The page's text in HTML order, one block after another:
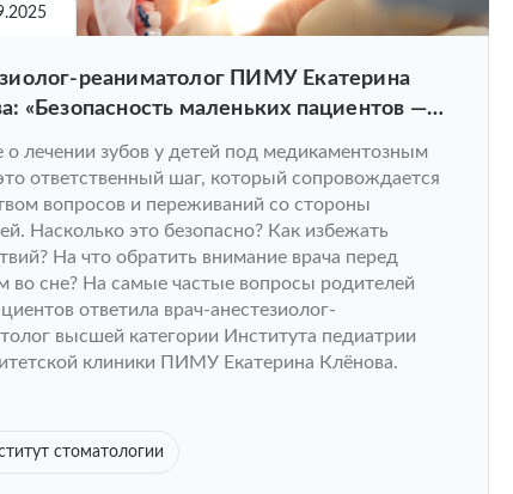
реаниматолог ПИМУ Екатерина
«Безопасность маленьких пациентов —
приоритет»
о лечении зубов у детей под медикаментозным
ответственный шаг, который сопровождается
вопросов и переживаний со стороны
Насколько это безопасно? Как избежать
На что обратить внимание врача перед
во сне? На самые частые вопросы родителей
ответила врач-анестезиолог-
высшей категории Института педиатрии
клиники ПИМУ Екатерина Клёнова.
стоматологии